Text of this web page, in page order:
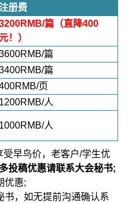
册费
篇（直降400
元！）
篇
篇
页
1200RMB/人
1000RMB/人
早鸟价，老客户/学生优
投稿优惠请联系大会秘书;
优惠;
书，如无提前沟通确认系